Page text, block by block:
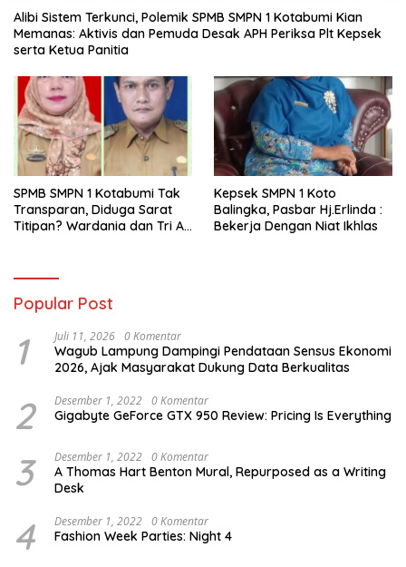
Alibi Sistem Terkunci, Polemik SPMB SMPN 1 Kotabumi Kian
Memanas: Aktivis dan Pemuda Desak APH Periksa Plt Kepsek
serta Ketua Panitia
SPMB SMPN 1 Kotabumi Tak
Transparan, Diduga Sarat
Titipan? Wardania dan Tri Aji
Kepsek SMPN 1 Koto
Balingka, Pasbar Hj.Erlinda :
Bekerja Dengan Niat Ikhlas
Popular Post
1 Juli 11, 2026 0 Komentar
Wagub Lampung Dampingi Pendataan Sensus Ekonomi
2026, Ajak Masyarakat Dukung Data Berkualitas
2 Desember 1, 2022 0 Komentar
Gigabyte GeForce GTX 950 Review: Pricing Is Everything
3 Desember 1, 2022 0 Komentar
A Thomas Hart Benton Mural, Repurposed as a Writing
Desk
4 Desember 1, 2022 0 Komentar
Fashion Week Parties: Night 4